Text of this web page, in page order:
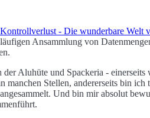
- Die wunderbare Welt
Ansammlung von
Aluhüte und Spackeria -
manchen Stellen, andererseits bin
Und bin mir absolut